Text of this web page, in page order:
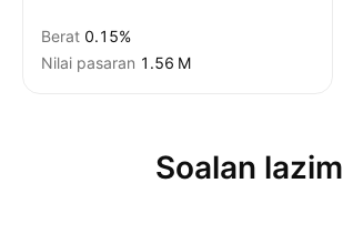
Berat 0.15%
Nilai pasaran ‪1.56 M‬
Soalan lazim